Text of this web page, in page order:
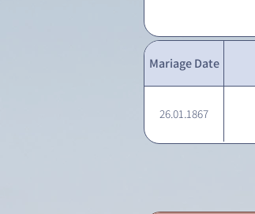
Mariage Date
26.01.1867